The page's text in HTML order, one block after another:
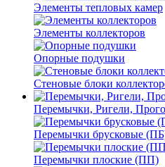
Элементы тепловых камер
Элементы коллекторов
Опорные подушки
Стеновые блоки
Перемычки, Ригели,
Перемычки брусковые
Перемычки плоские (ПП)